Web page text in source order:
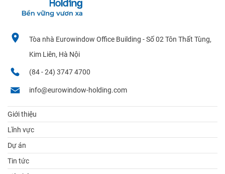
Tòa nhà Eurowindow Office Building - Số 02 Tôn Thất Tùng,
Kim Liên, Hà Nội
(84 - 24) 3747 4700
info@eurowindow-holding.com
Giới thiệu
Lĩnh vực
Dự án
Tin tức